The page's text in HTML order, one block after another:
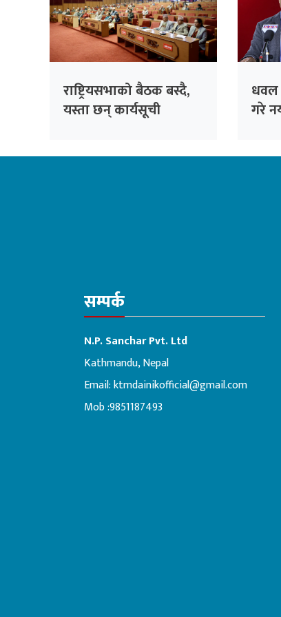
राष्ट्रियसभाको बैठक बस्दै,
यस्ता छन् कार्यसूची
धवल
गरे
सम्पर्क
N.P. Sanchar Pvt. Ltd
Kathmandu, Nepal
Email:ktmdainikofficial@gmail.com
Mob :9851187493